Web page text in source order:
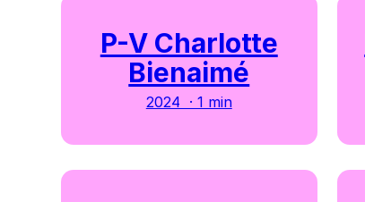
P-V Charlotte
Bienaimé
2024 · 1 min